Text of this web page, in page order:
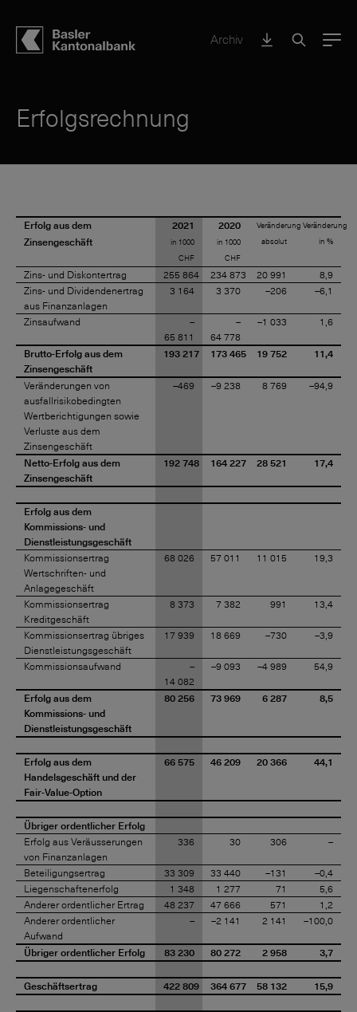
Archiv Menu
Erfolgsrechnung
Erfolg aus dem
Zinsengeschäft
2021
in 1000
CHF
2020
in 1000
CHF
Veränderung
absolut
Veränderung
in %
Zins- und Diskontertrag 255 864 234 873 20 991
8,9
Zins- und Dividendenertrag
aus Finanzanlagen
3 164 3 370 –206 –6,1
Zinsaufwand
–
65 811
–
64 778
–1 033 1,6
Brutto-Erfolg aus dem
Zinsengeschäft
193 217 173 465 19 752 11,4
Veränderungen von
ausfallrisikobedingten
Wertberichtigungen sowie
Verluste aus dem
Zinsengeschäft
–469 –9 238 8 769 –94,9
Netto-Erfolg aus dem
Zinsengeschäft
192 748 164 227 28 521 17,4
Erfolg aus dem
Kommissions- und
Dienstleistungsgeschäft
Kommissionsertrag
Wertschriften- und
Anlagegeschäft
68 026 57 011 11 015 19,3
Kommissionsertrag
Kreditgeschäft
8 373 7 382 991 13,4
Kommissionsertrag übriges
Dienstleistungsgeschäft
17 939 18 669 –730 –3,9
Kommissionsaufwand
–
14 082
–9 093 –4 989 54,9
Erfolg aus dem
Kommissions- und
Dienstleistungsgeschäft
80 256 73 969 6 287 8,5
Erfolg aus dem
Handelsgeschäft und der
Fair-Value-Option
66 575 46 209 20 366 44,1
Übriger ordentlicher Erfolg
Erfolg aus Veräusserungen
von Finanzanlagen
336 30 306 –
Beteiligungsertrag 33 309 33 440 –131
–0,4
Liegenschaftenerfolg
1 348 1 277 71
5,6
Anderer ordentlicher Ertrag
48 237 47 666 571
1,2
Anderer ordentlicher
Aufwand
– –2 141 2 141 –100,0
Übriger ordentlicher Erfolg 83 230 80 272 2 958 3,7
Geschäftsertrag 422 809 364 677 58 132 15,9